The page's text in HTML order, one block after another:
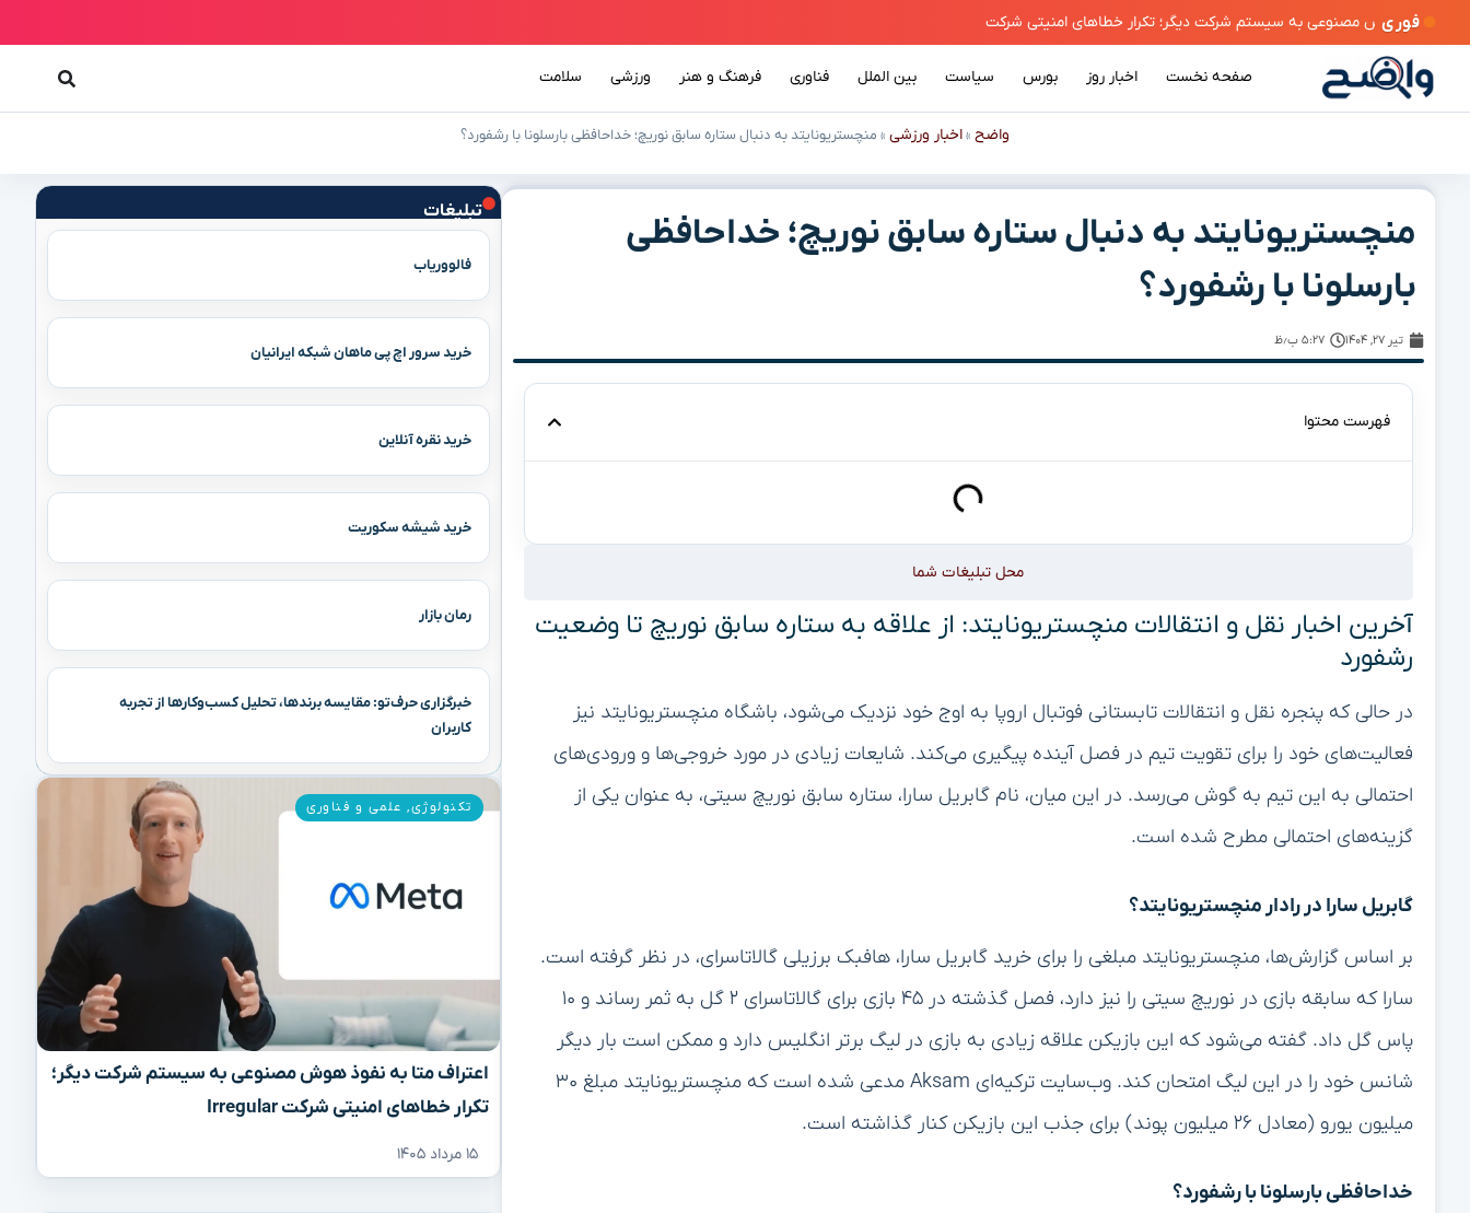
فوری
صفحه نخست اخبار روز بورس سیاست بین الملل فناوری فرهنگ و هنر ورزشی سلامت
واضح »اخبار ورزشی » منچستریونایتد به دنبال ستاره سابق نوریچ؛ خداحافظی بارسلونا با رشفورد؟
تبلیغات
فالووریاب
خرید سرور اچ پی ماهان شبکه ایرانیان
خرید نقره آنلاین
خرید شیشه سکوریت
رمان بازار
خبرگزاری حرف‌تو: مقایسه برندها، تحلیل کسب‌وکارها از تجربه
کاربران
اعتراف متا به نفوذ هوش مصنوعی به سیستم شرکت دیگر؛
تکرار خطاهای امنیتی شرکت Irregular
۱۵ مرداد ۱۴۰۵
تکنولوژی, علمی و فناوری
منچستریونایتد به دنبال ستاره سابق نوریچ؛ خداحافظی
بارسلونا با رشفورد؟
تیر ۲۷, ۱۴۰۴ ۵:۲۷ ب٫ظ
فهرست محتوا
محل تبلیغات شما
آخرین اخبار نقل و انتقالات منچستریونایتد: از علاقه به ستاره سابق نوریچ تا وضعیت
رشفورد
در حالی که پنجره نقل و انتقالات تابستانی فوتبال اروپا به اوج خود نزدیک می‌شود، باشگاه منچستریونایتد نیز
فعالیت‌های خود را برای تقویت تیم در فصل آینده پیگیری می‌کند. شایعات زیادی در مورد خروجی‌ها و ورودی‌های
احتمالی به این تیم به گوش می‌رسد. در این میان، نام گابریل سارا، ستاره سابق نوریچ سیتی، به عنوان یکی از
گزینه‌های احتمالی مطرح شده است.
گابریل سارا در رادار منچستریونایتد؟
بر اساس گزارش‌ها، منچستریونایتد مبلغی را برای خرید گابریل سارا، هافبک برزیلی گالاتاسرای، در نظر گرفته است.
سارا که سابقه بازی در نوریچ سیتی را نیز دارد، فصل گذشته در ۴۵ بازی برای گالاتاسرای ۲ گل به ثمر رساند و ۱۰
پاس گل داد. گفته می‌شود که این بازیکن علاقه زیادی به بازی در لیگ برتر انگلیس دارد و ممکن است بار دیگر
شانس خود را در این لیگ امتحان کند. وب‌سایت ترکیه‌ای Aksam مدعی شده است که منچستریونایتد مبلغ ۳۰
میلیون یورو (معادل ۲۶ میلیون پوند) برای جذب این بازیکن کنار گذاشته است.
خداحافظی بارسلونا با رشفورد؟